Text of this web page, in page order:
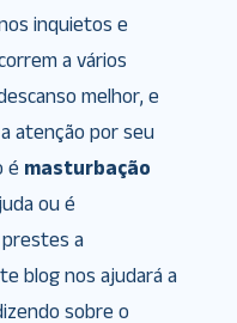
inquietos e
a vários
melhor, e
atenção por seu
é masturbação
ou é
a
blog nos ajudará a
sobre o